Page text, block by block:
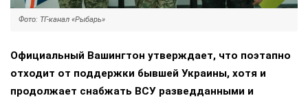
Фото: ТГ-канал «Рыбарь»
Официальный Вашингтон утверждает, что поэтапно
отходит от поддержки бывшей Украины, хотя и
продолжает снабжать ВСУ разведданными и